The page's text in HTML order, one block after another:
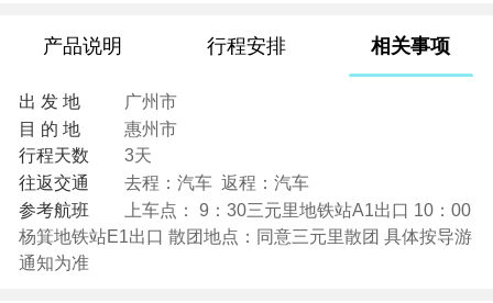
产品说明 行程安排 相关事项
出 发 地
广州市
目 的 地
惠州市
行程天数
3天
往返交通
去程：汽车 返程：汽车
参考航班
上车点： 9：30三元里地铁站A1出口 10：00
杨箕地铁站E1出口 散团地点：同意三元里散团 具体按导游
通知为准